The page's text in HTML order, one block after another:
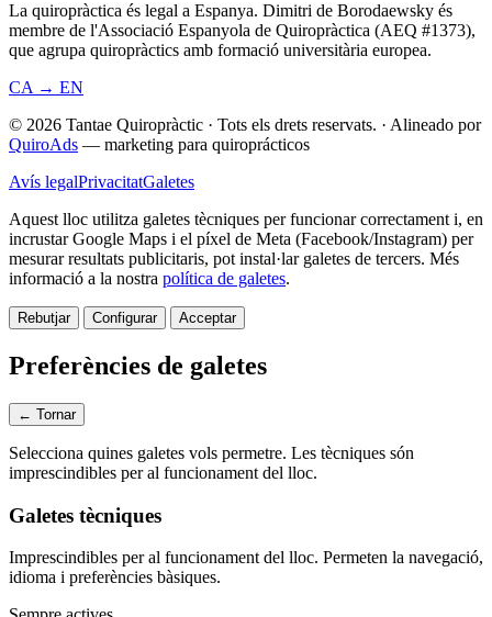
La quiropràctica és legal a Espanya. Dimitri de Borodaewsky és
membre de l'Associació Espanyola de Quiropràctica (AEQ #1373),
que agrupa quiropràctics amb formació universitària europea.
CA → EN
© 2026 Tantae Quiropràctic · Tots els drets reservats. · Alineado por
QuiroAds — marketing para quiroprácticos
Avís legalPrivacitatGaletes
Aquest lloc utilitza galetes tècniques per funcionar correctament i, en
incrustar Google Maps i el píxel de Meta (Facebook/Instagram) per
mesurar resultats publicitaris, pot instal·lar galetes de tercers. Més
informació a la nostra política de galetes.
Rebutjar Configurar Acceptar
Preferències de galetes
← Tornar
Selecciona quines galetes vols permetre. Les tècniques són
imprescindibles per al funcionament del lloc.
Galetes tècniques
Imprescindibles per al funcionament del lloc. Permeten la navegació,
idioma i preferències bàsiques.